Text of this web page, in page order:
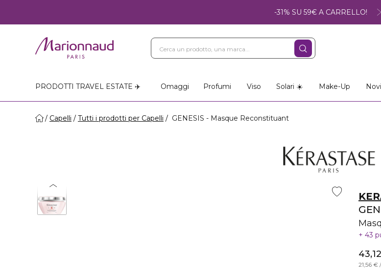
-31% SU 59€ A CARRELLO!
PRODOTTI TRAVEL ESTATE ✈️ Omaggi Profumi Viso Solari ☀️ Make-Up
Capelli Tutti i prodotti per Capelli GENESIS - Masque Reconstituant
43
21,56 €